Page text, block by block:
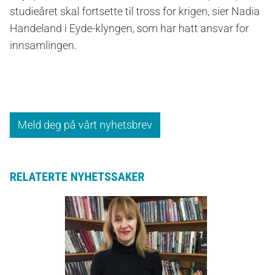
studieåret skal fortsette til tross for krigen, sier Nadia
Handeland i Eyde-klyngen, som har hatt ansvar for
innsamlingen.
Meld deg på vårt nyhetsbrev
RELATERTE NYHETSSAKER